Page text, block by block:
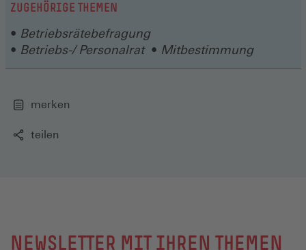
ZUGEHÖRIGE THEMEN
Betriebsrätebefragung
Betriebs-/ Personalrat
Mitbestimmung
merken
teilen
NEWSLETTER MIT IHREN THEMEN